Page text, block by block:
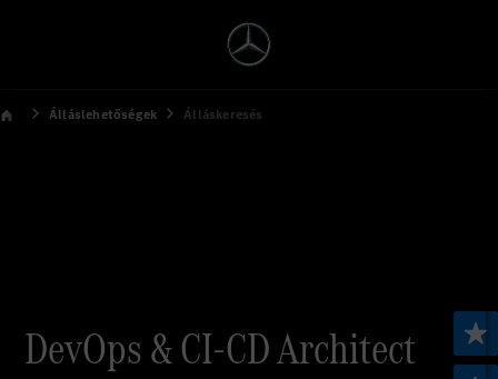
Álláslehetőségek Álláskeresés
DevOps & CI-CD Architect